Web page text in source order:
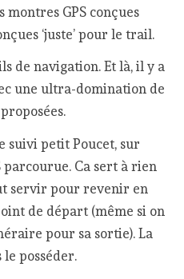
GPS conçues
‘juste’ pour le trail.
de navigation. Et là, il y a
une ultra-domination de
suivi petit Poucet, sur
Ca sert à rien
servir pour revenir en
de départ (même si on
pour sa sortie). La
le posséder.